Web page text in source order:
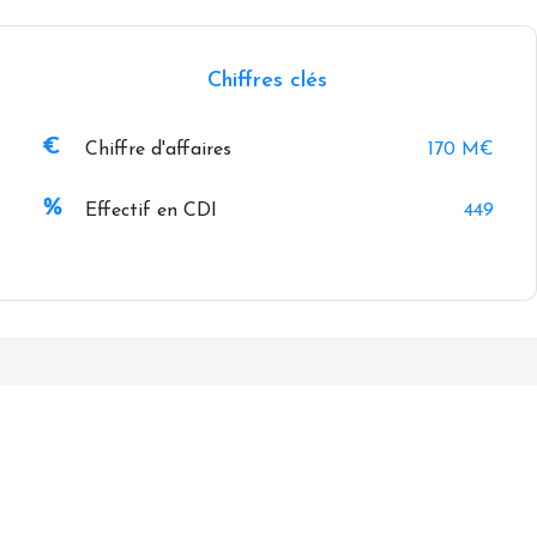
Chiffres clés
Chiffre d'affaires 170 M€
Effectif en CDI 449